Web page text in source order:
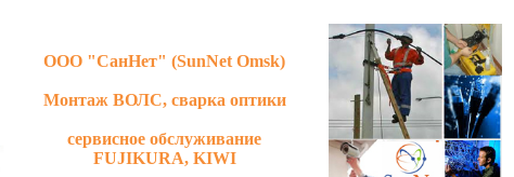
ООО "СанНет" (SunNet Omsk)
Монтаж ВОЛС, сварка оптики
сервисное обслуживание
FUJIKURA, KIWI